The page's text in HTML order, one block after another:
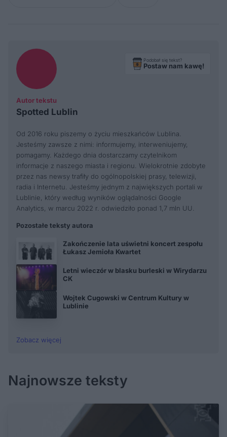
Autor tekstu
Spotted Lublin
Podobał się tekst?
Postaw nam kawę!
Od 2016 roku piszemy o życiu mieszkańców Lublina.
Jesteśmy zawsze z nimi: informujemy, interweniujemy,
pomagamy. Każdego dnia dostarczamy czytelnikom
informacje z naszego miasta i regionu. Wielokrotnie zdobyte
przez nas newsy trafiły do ogólnopolskiej prasy, telewizji,
radia i Internetu. Jesteśmy jednym z największych portali w
Lublinie, który według wyników oglądalności Google
Analytics, w marcu 2022 r. odwiedziło ponad 1,7 mln UU.
Pozostałe teksty autora
Zakończenie lata uświetni koncert zespołu
Łukasz Jemioła Kwartet
Letni wieczór w blasku burleski w Wirydarzu
CK
Wojtek Cugowski w Centrum Kultury w
Lublinie
Zobacz więcej
Najnowsze teksty